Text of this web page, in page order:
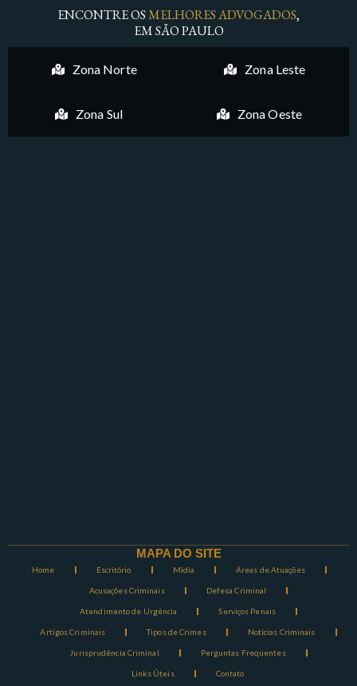
ENCONTRE OSMELHORES ADVOGADOS,
EM SÃO PAULO
Zona Norte Zona Leste
Zona Sul Zona Oeste
MAPA DO SITE
Home Escritório Mídia Áreas de Atuações
Acusações Criminais Defesa Criminal
Atendimento de Urgência Serviços Penais
Artigos Criminais Tipos de Crimes Notícias Criminais
Jurisprudência Criminal Perguntas Frequentes
Links Úteis Contato